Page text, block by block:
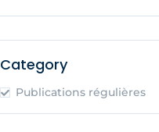
Category
Publications régulières